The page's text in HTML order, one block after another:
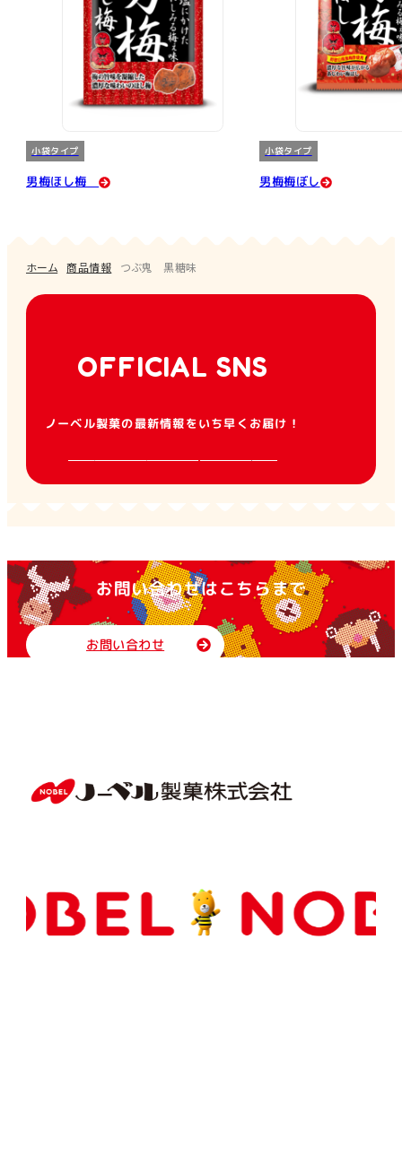
小袋タイプ
男梅ほし梅
小袋タイプ
男梅梅ぼし
ホーム 商品情報 つぶ鬼 黒糖味
OFFICIAL SNS
ノーベル製菓の最新情報をいち早くお届け！
お問い合わせはこちらまで
お問い合わせ